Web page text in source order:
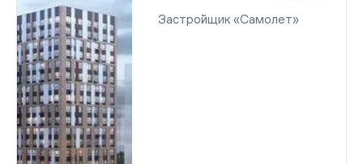
Застройщик «Самолет»